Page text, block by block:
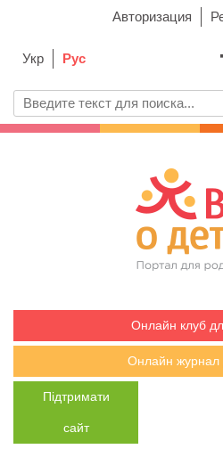
Авторизация
Укр Рус
Онлайн клуб
Онлайн
Підтримати
сайт